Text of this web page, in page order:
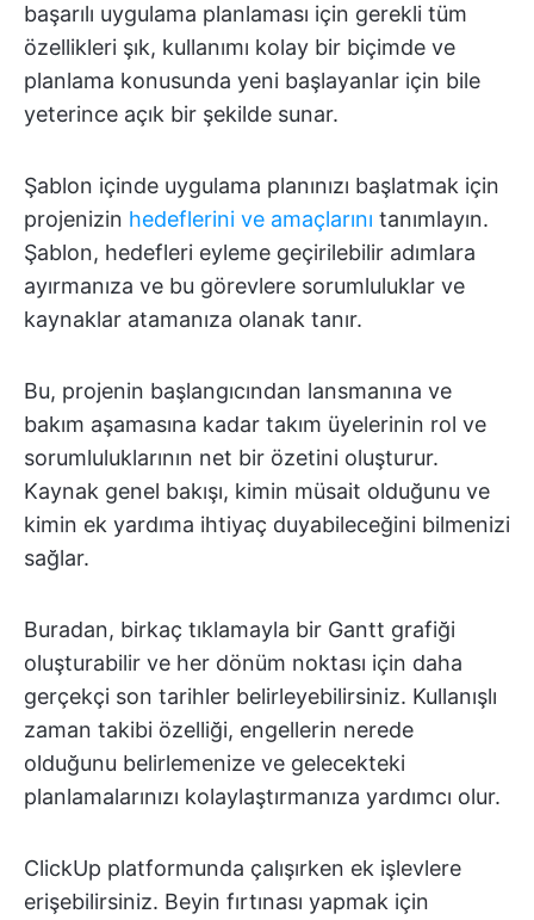
başarılı uygulama planlaması için gerekli tüm
özellikleri şık, kullanımı kolay bir biçimde ve
planlama konusunda yeni başlayanlar için bile
yeterince açık bir şekilde sunar.
Şablon içinde uygulama planınızı başlatmak için
projenizin hedeflerini ve amaçlarını tanımlayın.
Şablon, hedefleri eyleme geçirilebilir adımlara
ayırmanıza ve bu görevlere sorumluluklar ve
kaynaklar atamanıza olanak tanır.
Bu, projenin başlangıcından lansmanına ve
bakım aşamasına kadar takım üyelerinin rol ve
sorumluluklarının net bir özetini oluşturur.
Kaynak genel bakışı, kimin müsait olduğunu ve
kimin ek yardıma ihtiyaç duyabileceğini bilmenizi
sağlar.
Buradan, birkaç tıklamayla bir Gantt grafiği
oluşturabilir ve her dönüm noktası için daha
gerçekçi son tarihler belirleyebilirsiniz. Kullanışlı
zaman takibi özelliği, engellerin nerede
olduğunu belirlemenize ve gelecekteki
planlamalarınızı kolaylaştırmanıza yardımcı olur.
ClickUp platformunda çalışırken ek işlevlere
erişebilirsiniz. Beyin fırtınası yapmak için